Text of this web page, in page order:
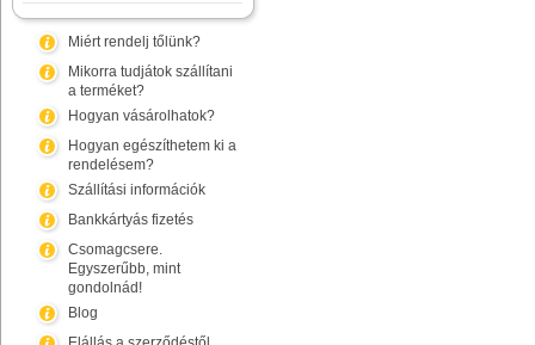
Miért rendelj tőlünk?
Mikorra tudjátok szállítani
a terméket?
Hogyan vásárolhatok?
Hogyan egészíthetem ki a
rendelésem?
Szállítási információk
Bankkártyás fizetés
Csomagcsere.
Egyszerűbb, mint
gondolnád!
Blog